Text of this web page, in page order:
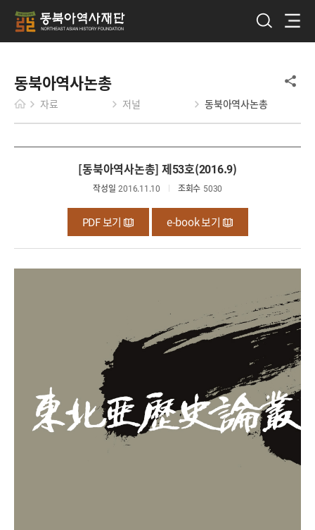
동북아역사논총
자료 저널 동북아역사논총
[동북아역사논총] 제53호(2016.9)
작성일 2016.11.10 조회수 5030
PDF 보기 e-book 보기